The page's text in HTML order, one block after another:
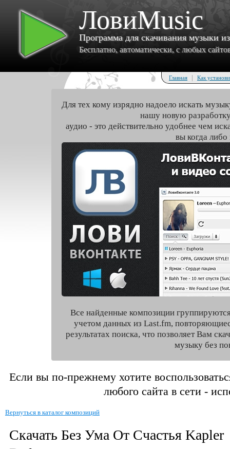
ЛовиMusic
Программа для скачивания музыки
Бесплатно, автоматически, с любых
Главная | Как
Для тех кому изрядно надоело искать
нашу новую
аудио - это действительно удобнее чем
вы когда либо
Все найденные композиции
учетом данных из Last.fm,
результатах поиска, что позволяет Вам
музыку без
Если вы по-прежнему хотите
любого сайта в сети -
Вернуться в каталог композиций
Скачать Без Ума От Счастья Kapler